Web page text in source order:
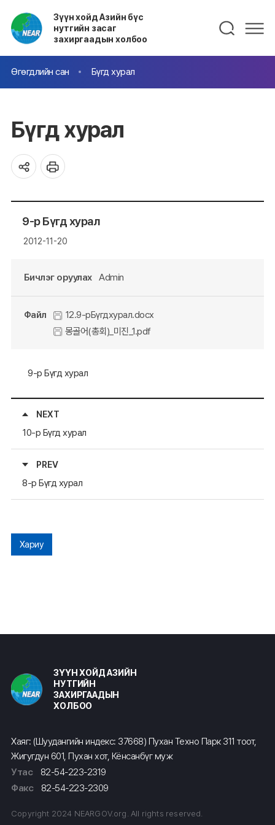
Зүүн хойд Азийн бүс
нутгийн засаг
захиргаадын холбоо
Өгөгдлийн сан Бүгд хурал
Бүгд хурал
9-р Бүгд хурал
2012-11-20
Бичлэг оруулах Admin
Файл
12.9-рБүгдхурал.docx
몽골어(총회)_미진_1.pdf
9-р Бүгд хурал
NEXT
10-р Бүгд хурал
PREV
8-р Бүгд хурал
Хариу
ЗҮҮН ХОЙД АЗИЙН
НУТГИЙН
ЗАХИРГААДЫН
ХОЛБОО
Хаяг: (Шуудангийн индекс: 37668) Пухан Техно Парк 311 тоот,
Жигугдун 601, Пухан хот, Кёнсанбүг муж
Утас
82-54-223-2319
Факс
82-54-223-2309
Copyright 2024 NEARGOV.org. All rights reserved.